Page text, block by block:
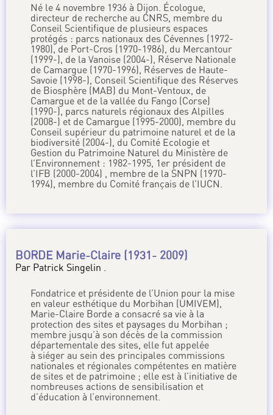
Né le 4 novembre 1936 à Dijon. Écologue,
directeur de recherche au CNRS, membre du
Conseil Scientifique de plusieurs espaces
protégés : parcs nationaux des Cévennes (1972-
1980), de Port-Cros (1970-1986), du Mercantour
(1999-), de la Vanoise (2004-), Réserve Nationale
de Camargue (1970-1996), Réserves de Haute-
Savoie (1998-), Conseil Scientifique des Réserves
de Biosphère (MAB) du Mont-Ventoux, de
Camargue et de la vallée du Fango (Corse)
(1990-), parcs naturels régionaux des Alpilles
(2008-) et de Camargue (1995-2000), membre du
Conseil supérieur du patrimoine naturel et de la
biodiversité (2004-), du Comité Ecologie et
Gestion du Patrimoine Naturel du Ministère de
l’Environnement : 1982-1995, 1er président de
l’IFB (2000-2004) , membre de la SNPN (1970-
1994), membre du Comité français de l’IUCN.
BORDE Marie-Claire (1931- 2009)
Par Patrick Singelin .
Fondatrice et présidente de l’Union pour la mise
en valeur esthétique du Morbihan (UMIVEM),
Marie-Claire Borde a consacré sa vie à la
protection des sites et paysages du Morbihan ;
membre jusqu’à son décès de la commission
départementale des sites, elle fut appelée
à siéger au sein des principales commissions
nationales et régionales compétentes en matière
de sites et de patrimoine ; elle est à l’initiative de
nombreuses actions de sensibilisation et
d’éducation à l’environnement.